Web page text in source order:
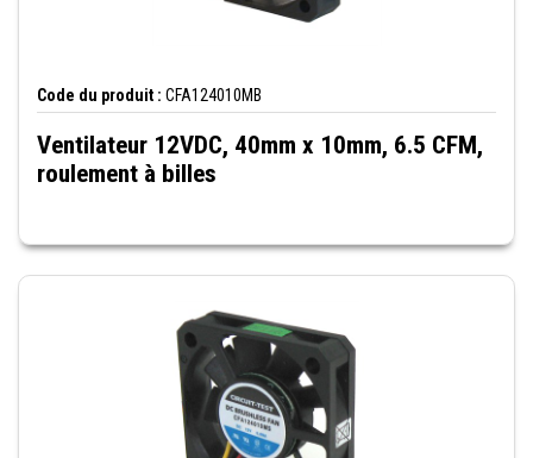
Code du produit : CFA124010MB
Ventilateur 12VDC, 40mm x 10mm, 6.5 CFM,
roulement à billes